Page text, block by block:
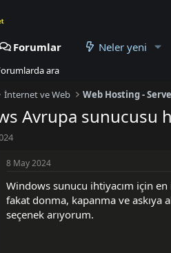
Forumlar Neler yeni
ara
İnternet ve Web Web Hosting -
Avrupa sunucusu
8 May 2024
Windows sunucu ihtiyacım için
fakat donma, kapanma ve askıya
seçenek arıyorum.